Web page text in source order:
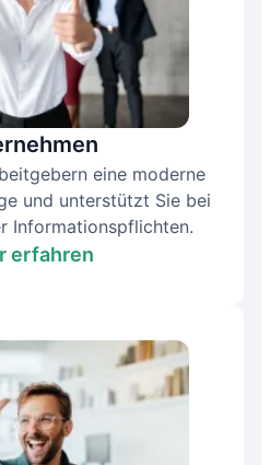
eine moderne
und unterstützt Sie bei
Informationspflichten.
erfahren